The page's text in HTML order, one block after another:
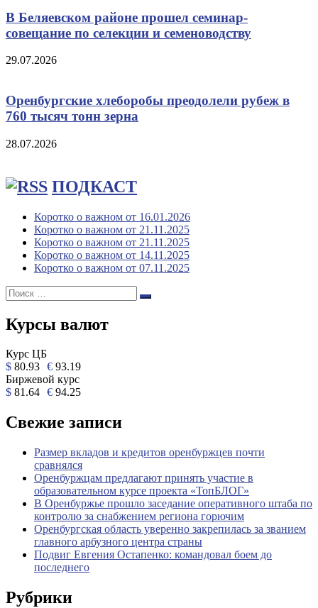
В Беляевском районе прошел семинар-
совещание по селекции и семеноводству
29.07.2026
Оренбургские хлеборобы преодолели рубеж в
760 тысяч тонн зерна
28.07.2026
ПОДКАСТ
Коротко о важном от 16.01.2026
Коротко о важном от 21.11.2025
Коротко о важном от 21.11.2025
Коротко о важном от 14.11.2025
Коротко о важном от 07.11.2025
Поиск:
Поиск
Курсы валют
Курс ЦБ
$ 80.93 € 93.19
Биржевой курс
$ 81.64 € 94.25
Свежие записи
Размер вкладов и кредитов оренбуржцев почти
сравнялся
Оренбуржцам предлагают принять участие в
образовательном курсе проекта «ТопБЛОГ»
В Оренбуржье прошло заседание оперативного штаба по
контролю за снабжением региона горючим
Оренбургская область уверенно закрепилась за званием
главного арбузного центра страны
Подвиг Евгения Остапенко: командовал боем до
последнего
Рубрики